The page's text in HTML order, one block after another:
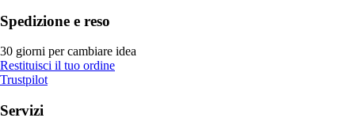
Spedizione e reso
30 giorni per cambiare idea
Restituisci il tuo ordine
Trustpilot
Servizi